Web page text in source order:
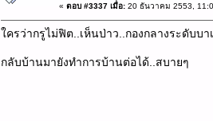
« ตอบ #3337 เมื่อ:20 ธันวาคม 2553,
ใครว่ากรูไม่ฟิต..เห็นป่าว..กองกลางระดับบ
กลับบ้านมายังทำการบ้านต่อได้..สบายๆ